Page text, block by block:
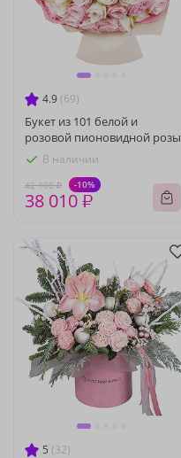
4.9 (69)
Букет из 101 белой и
розовой пионовидной розы
В наличии
42 100 ₽ -10%
38 010 ₽
5 (32)